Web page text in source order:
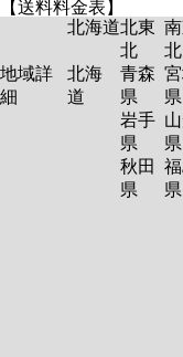
【送料料金表】
北海道北東
北
北
地域詳
細
北海
道
青森
県
岩手
県
秋田
県